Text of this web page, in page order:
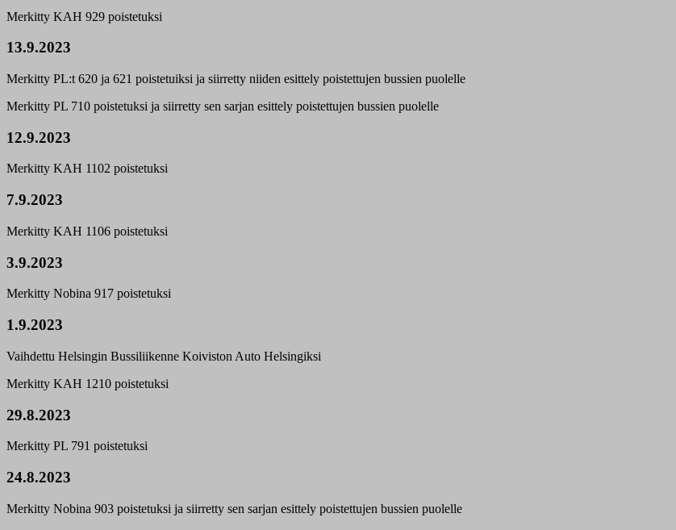
Merkitty KAH 929 poistetuksi
13.9.2023
Merkitty PL:t 620 ja 621 poistetuiksi ja siirretty niiden esittely poistettujen bussien puolelle
Merkitty PL 710 poistetuksi ja siirretty sen sarjan esittely poistettujen bussien puolelle
12.9.2023
Merkitty KAH 1102 poistetuksi
7.9.2023
Merkitty KAH 1106 poistetuksi
3.9.2023
Merkitty Nobina 917 poistetuksi
1.9.2023
Vaihdettu Helsingin Bussiliikenne Koiviston Auto Helsingiksi
Merkitty KAH 1210 poistetuksi
29.8.2023
Merkitty PL 791 poistetuksi
24.8.2023
Merkitty Nobina 903 poistetuksi ja siirretty sen sarjan esittely poistettujen bussien puolelle